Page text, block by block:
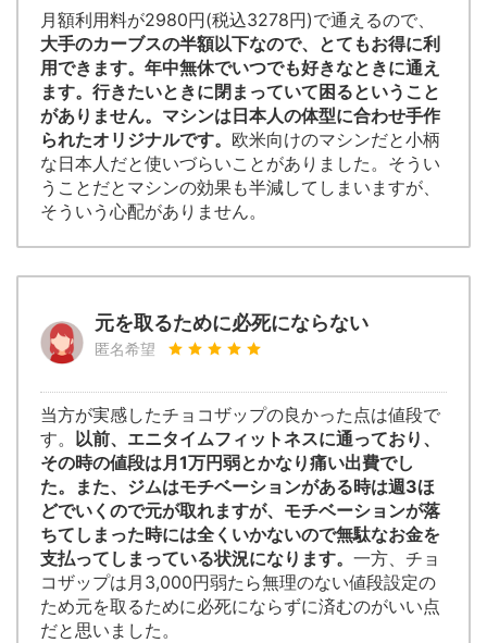
月額利用料が2980円(税込3278円)で通えるので、
大手のカーブスの半額以下なので、とてもお得に利
用できます。年中無休でいつでも好きなときに通え
ます。行きたいときに閉まっていて困るということ
がありません。マシンは日本人の体型に合わせ手作
られたオリジナルです。 欧米向けのマシンだと小柄
な日本人だと使いづらいことがありました。そうい
うことだとマシンの効果も半減してしまいますが、
そういう心配がありません。
元を取るために必死にならない
匿名希望
当方が実感したチョコザップの良かった点は値段で
す。 以前、エニタイムフィットネスに通っており、
その時の値段は月1万円弱とかなり痛い出費でし
た。また、ジムはモチベーションがある時は週3ほ
どでいくので元が取れますが、モチベーションが落
ちてしまった時には全くいかないので無駄なお金を
支払ってしまっている状況になります。 一方、チョ
コザップは月3,000円弱たら無理のない値段設定の
ため元を取るために必死にならずに済むのがいい点
だと思いました。